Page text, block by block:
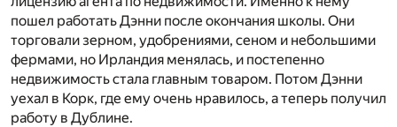
пошел работать Дэнни после окончания школы. Они
торговали зерном, удобрениями, сеном и небольшими
фермами, но Ирландия менялась, и постепенно
недвижимость стала главным товаром. Потом Дэнни
уехал в Корк, где ему очень нравилось, а теперь получил
работу в Дублине.